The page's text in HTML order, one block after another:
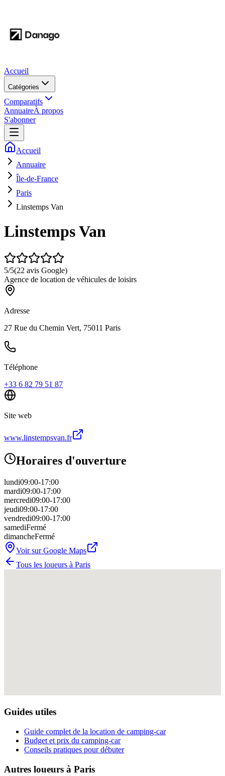
Accueil
Catégories
Comparatifs
AnnuaireÀ propos
S'abonner
Accueil
Annuaire
Île-de-France
Paris
Linstemps Van
Linstemps Van
5/5(22 avis Google)
Agence de location de véhicules de loisirs
Adresse
27 Rue du Chemin Vert, 75011 Paris
Téléphone
+33 6 82 79 51 87
Site web
www.linstempsvan.fr
Horaires d'ouverture
lundi09:00-17:00
mardi09:00-17:00
mercredi09:00-17:00
jeudi09:00-17:00
vendredi09:00-17:00
samediFermé
dimancheFermé
Voir sur Google Maps
Tous les loueurs à Paris
Guides utiles
Guide complet de la location de camping-car
Budget et prix du camping-car
Conseils pratiques pour débuter
Autres loueurs à Paris